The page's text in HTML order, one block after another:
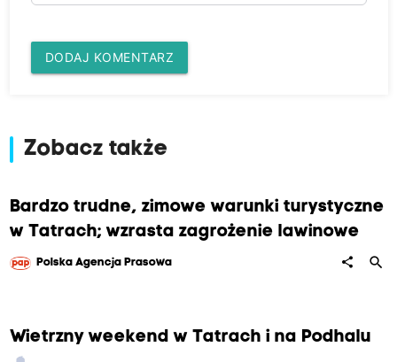
DODAJ KOMENTARZ
Zobacz także
Bardzo trudne, zimowe warunki turystyczne
w Tatrach; wzrasta zagrożenie lawinowe
Polska Agencja Prasowa share search
Wietrzny weekend w Tatrach i na Podhalu